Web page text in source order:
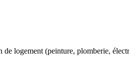
de logement (peinture, plomberie,